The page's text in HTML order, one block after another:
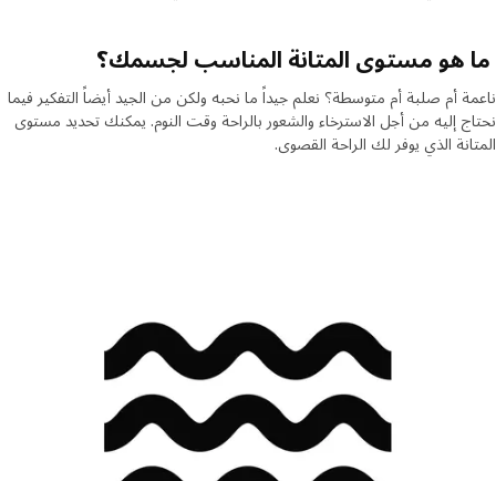
هو مستوى المتانة المناسب لجسمك؟
أم صلبة أم متوسطة؟ نعلم جيداً ما نحبه ولكن من الجيد أيضاً التفكير فيما
إليه من أجل الاسترخاء والشعور بالراحة وقت النوم. يمكنك تحديد مستوى
الذي يوفر لك الراحة القصوى.